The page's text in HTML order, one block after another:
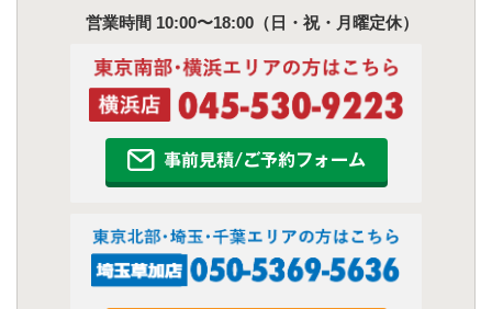
営業時間 10:00〜18:00（日・祝・月曜定休）